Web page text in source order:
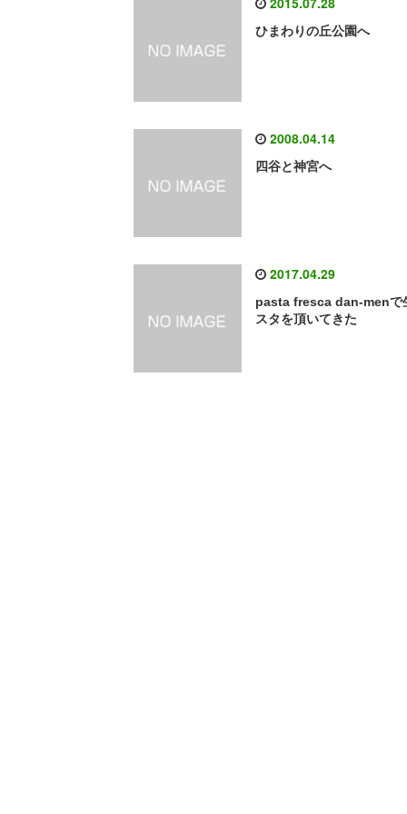
ひまわりの丘公園へ
2008.04.14
四谷と神宮へ
2017.04.29
pasta fresca dan-menで
スタを頂いてきた